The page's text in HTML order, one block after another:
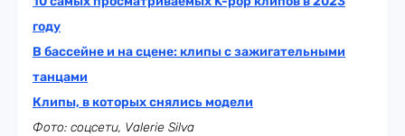
году
В бассейне и на сцене: клипы с зажигательными
танцами
Клипы, в которых снялись модели
Фото: соцсети, Valerie Silva